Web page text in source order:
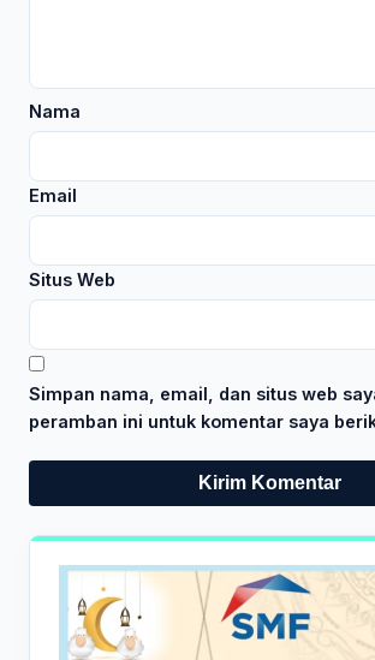
Nama
Email
Situs Web
Simpan nama, email, dan situs web
peramban ini untuk komentar saya